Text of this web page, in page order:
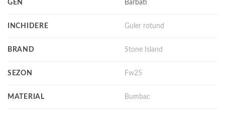
GEN Barbati
INCHIDERE Guler rotund
BRAND Stone Island
SEZON Fw25
MATERIAL Bumbac